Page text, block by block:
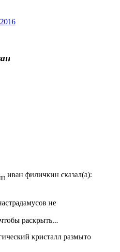
иван филичкин сказал(а):
не
раскрыть...
кристалл размыто